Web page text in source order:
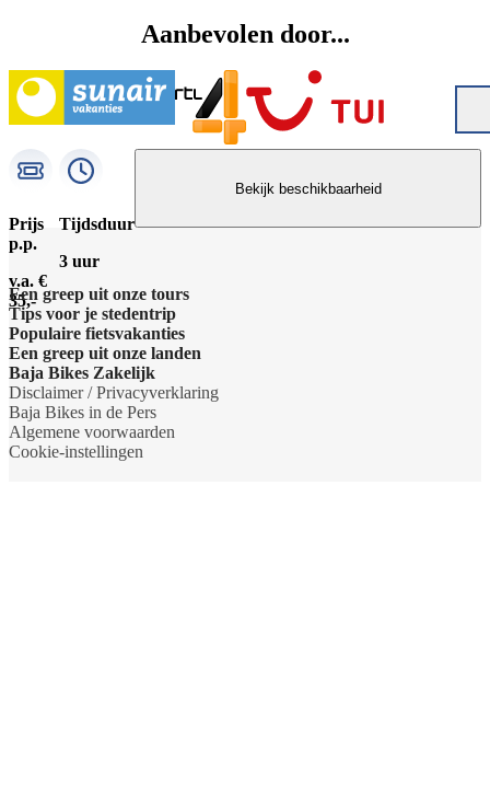
Aanbevolen door...
Prijs
p.p.
v.a. €
35,-
Tijdsduur
3 uur
Bekijk beschikbaarheid
Een greep uit onze tours
Barcelona Panorama tour
Dubai Highlights fietstour
Dublin fietstour
Kaapstad Township tour
Tips voor je stedentrip
Wat te doen in Amsterdam
Wat te doen in Barcelona
Wat te doen in Berlijn
Wat te doen in Boedapest
Populaire fietsvakanties
Fietsvakantie Duitsland
Fietsvakantie Frankrijk
Fietsvakantie Italie
Een greep uit onze landen
Belgie
Denemarken
Baja Bikes Zakelijk
Neem contact op
Over ons
Disclaimer / Privacyverklaring
Baja Bikes in de Pers
Algemene voorwaarden
Cookie-instellingen